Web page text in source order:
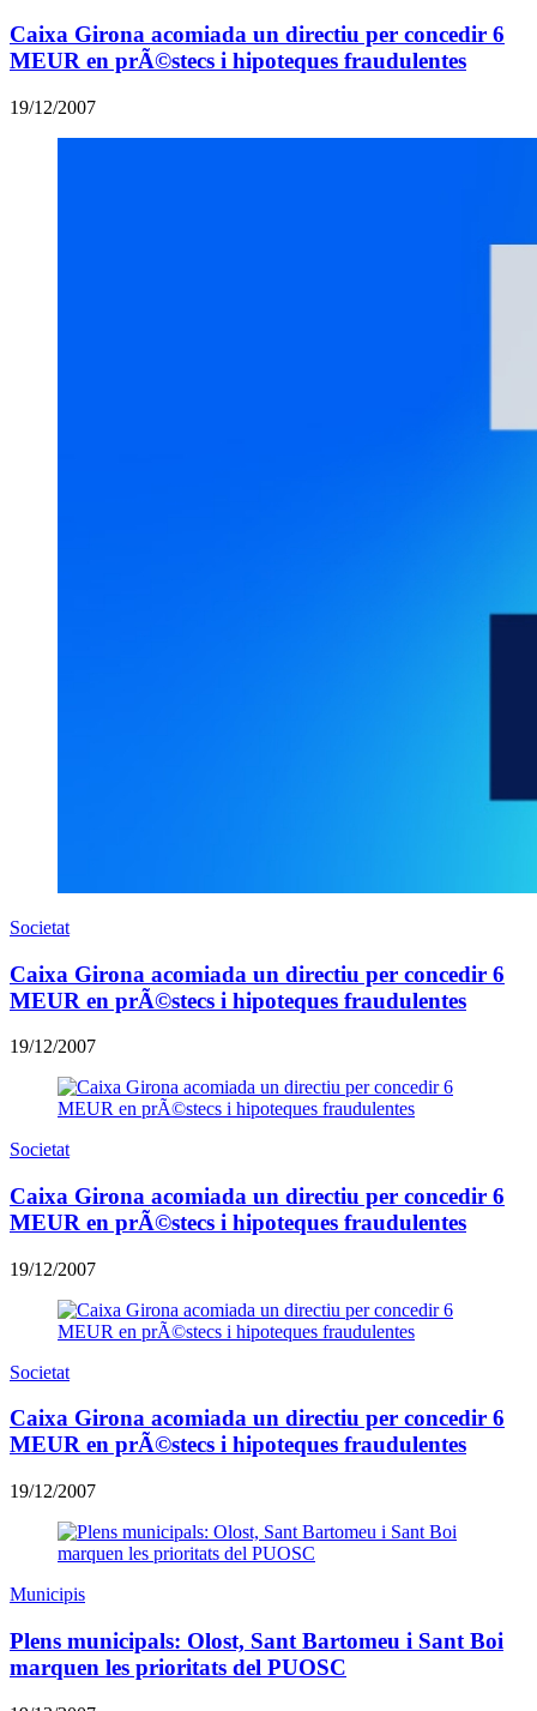
Caixa Girona acomiada un directiu per concedir 6
MEUR en prÃ©stecs i hipoteques fraudulentes
19/12/2007
Societat
Caixa Girona acomiada un directiu per concedir 6
MEUR en prÃ©stecs i hipoteques fraudulentes
19/12/2007
Societat
Caixa Girona acomiada un directiu per concedir 6
MEUR en prÃ©stecs i hipoteques fraudulentes
19/12/2007
Societat
Caixa Girona acomiada un directiu per concedir 6
MEUR en prÃ©stecs i hipoteques fraudulentes
19/12/2007
Municipis
Plens municipals: Olost, Sant Bartomeu i Sant Boi
marquen les prioritats del PUOSC